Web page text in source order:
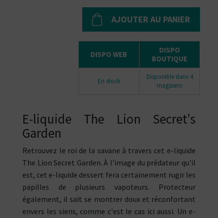
AJOUTER AU PANIER
DISPO WEB
DISPO
BOUTIQUE
En stock
Disponible dans 4
magasins
E-liquide The Lion Secret's
Garden
Retrouvez le roi de la savane à travers cet e-liquide
The Lion Secret Garden. À l'image du prédateur qu'il
est, cet e-liquide dessert fera certainement rugir les
papilles de plusieurs vapoteurs. Protecteur
également, il sait se montrer doux et réconfortant
envers les siens, comme c'est le cas ici aussi. Un e-